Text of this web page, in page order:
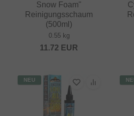
Snow Foam"
Reinigungsschaum
(500ml)
0.55 kg
11.72 EUR
NEU